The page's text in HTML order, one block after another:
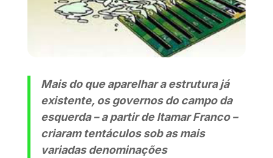
Mais do que aparelhar a estrutura já
existente, os governos do campo da
esquerda – a partir de Itamar Franco –
criaram tentáculos sob as mais
variadas denominações